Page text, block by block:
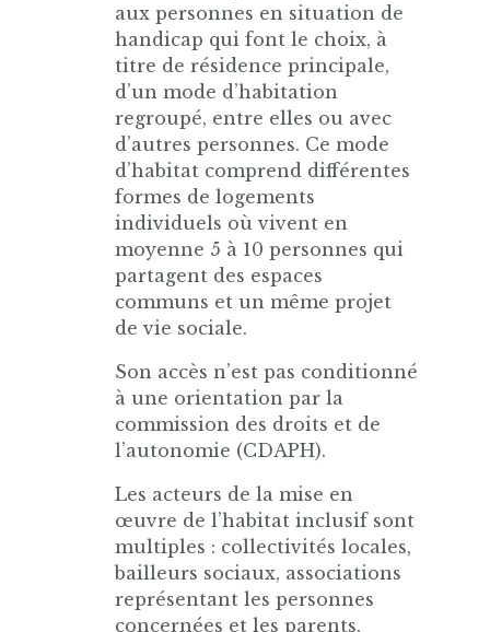
aux personnes en situation de
handicap qui font le choix, à
titre de résidence principale,
d’un mode d’habitation
regroupé, entre elles ou avec
d’autres personnes. Ce mode
d’habitat comprend différentes
formes de logements
individuels où vivent en
moyenne 5 à 10 personnes qui
partagent des espaces
communs et un même projet
de vie sociale.
Son accès n’est pas conditionné
à une orientation par la
commission des droits et de
l’autonomie (CDAPH).
Les acteurs de la mise en
œuvre de l’habitat inclusif sont
multiples : collectivités locales,
bailleurs sociaux, associations
représentant les personnes
concernées et les parents,